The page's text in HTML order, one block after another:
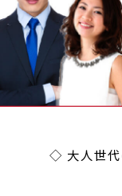
◇ 大人世